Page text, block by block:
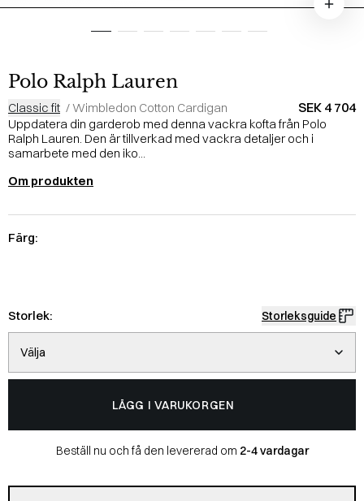
Polo Ralph Lauren
Classic fit /Wimbledon Cotton Cardigan SEK 4 704
Uppdatera din garderob med denna vackra kofta från Polo
Ralph Lauren. Den är tillverkad med vackra detaljer och i
samarbete med den iko...
Om produkten
Färg:
Storlek: Storleksguide
Välja
LÄGG I VARUKORGEN
Beställ nu och få den levererad om 2-4 vardagar